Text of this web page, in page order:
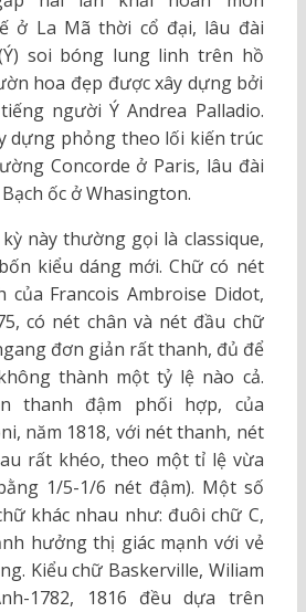
ở La Mã thời cổ đại, lâu đài
soi bóng lung linh trên hồ
hoa đẹp được xây dựng bởi
người Ý Andrea Palladio.
dựng phỏng theo lối kiến trúc
Concorde ở Paris, lâu đài
ốc ở Whasington.
này thường gọi là classique,
kiểu dáng mới. Chữ có nét
của Francois Ambroise Didot,
có nét chân và nét đầu chữ
đơn giản rất thanh, đủ để
thành một tỷ lệ nào cả.
thanh đậm phối hợp, của
năm 1818, với nét thanh, nét
rất khéo, theo một tỉ lệ vừa
1/5-1/6 nét đậm). Một số
khác nhau như: đuôi chữ C,
hưởng thị giác mạnh với vẻ
Kiểu chữ Baskerville, Wiliam
1782, 1816 đều dựa trên